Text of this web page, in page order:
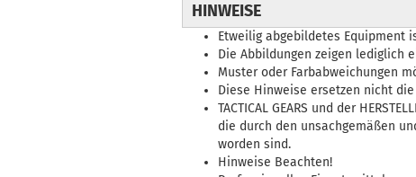
HINWEISE
Etweilig abgebildetes Equipment
Die Abbildungen zeigen lediglich
Muster oder Farbabweichungen
Diese Hinweise ersetzen nicht
TACTICAL GEARS und der
die durch den unsachgemäßen
worden sind.
Hinweise Beachten!